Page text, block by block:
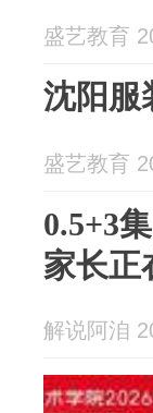
盛艺教育
沈阳服
盛艺教育
0.5+3
家长正
解说阿洎